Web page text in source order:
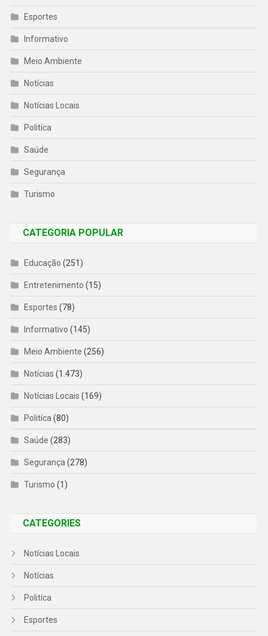
Esportes
Informativo
Meio Ambiente
Notícias
Notícias Locais
Politíca
Saúde
Segurança
Turismo
CATEGORIA POPULAR
Educação (251)
Entretenimento (15)
Esportes (78)
Informativo (145)
Meio Ambiente (256)
Notícias (1.473)
Notícias Locais (169)
Politíca (80)
Saúde (283)
Segurança (278)
Turismo (1)
CATEGORIES
Notícias Locais
Notícias
Politíca
Esportes